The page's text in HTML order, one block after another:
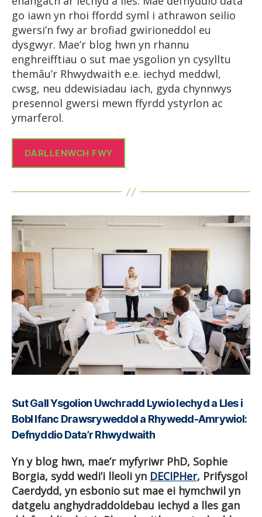
go iawn yn rhoi ffordd syml i athrawon seilio
gwersi’n fwy ar brofiad gwirioneddol eu
dysgwyr. Mae’r blog hwn yn rhannu
enghreifftiau o sut mae ysgolion yn cysylltu
themâu’r Rhwydwaith e.e. iechyd meddwl,
cwsg, neu ddewisiadau iach, gyda chynnwys
presennol gwersi mewn ffyrdd ystyrlon ac
ymarferol.
DARLLENWCH FWY
Sut Gall Ysgolion Uwchradd Lywio Iechyd a Lles i
Bobl Ifanc Drawsryweddol a Rhywedd-Amrywiol:
Defnyddio Data’r Rhwydwaith
Yn y blog hwn, mae’r myfyriwr PhD, Sophie
Borgia, sydd wedi’i lleoli yn DECIPHer, Prifysgol
Caerdydd, yn esbonio sut mae ei hymchwil yn
datgelu anghydraddoldebau iechyd a lles gan